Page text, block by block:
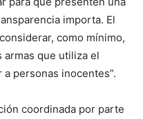
importa. El
como mínimo,
que utiliza el
personas inocentes”.
coordinada por parte